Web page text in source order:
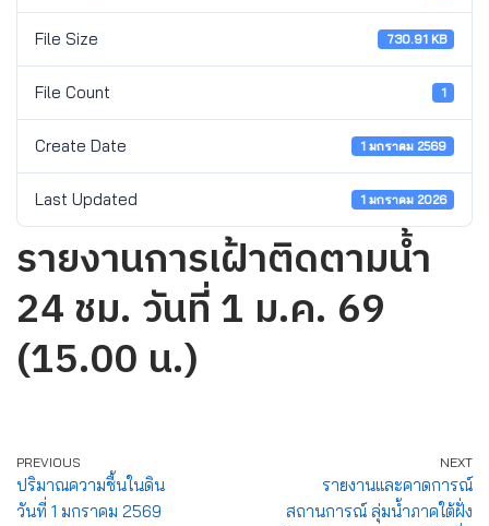
File Size 730.91 KB
File Count 1
Create Date 1 มกราคม 2569
Last Updated 1 มกราคม 2026
รายงานการเฝ้าติดตามน้ำ
24 ชม. วันที่ 1 ม.ค. 69
(15.00 น.)
PREVIOUS
ปริมาณความชื้นในดิน
วันที่ 1 มกราคม 2569
NEXT
รายงานและคาดการณ์
สถานการณ์ ลุ่มน้ำภาคใต้ฝั่ง